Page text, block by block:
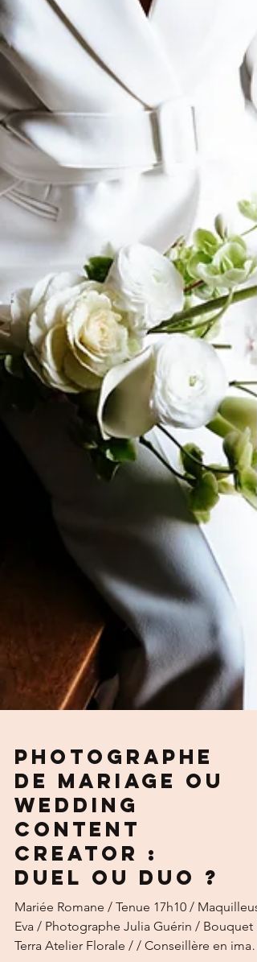
Photographe
de mariage ou
wedding
content
creator :
Duel ou Duo ?
Mariée Romane / Tenue 17h10 / Maquilleuse